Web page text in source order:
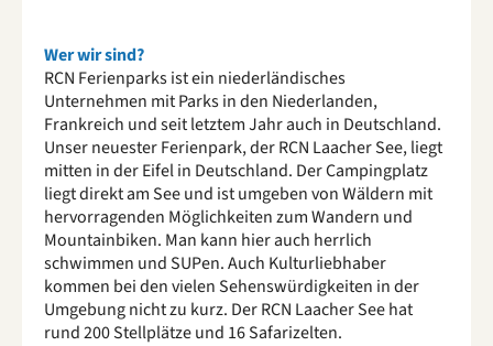
Wer wir sind?
RCN Ferienparks ist ein niederländisches
Unternehmen mit Parks in den Niederlanden,
Frankreich und seit letztem Jahr auch in Deutschland.
Unser neuester Ferienpark, der RCN Laacher See, liegt
mitten in der Eifel in Deutschland. Der Campingplatz
liegt direkt am See und ist umgeben von Wäldern mit
hervorragenden Möglichkeiten zum Wandern und
Mountainbiken. Man kann hier auch herrlich
schwimmen und SUPen. Auch Kulturliebhaber
kommen bei den vielen Sehenswürdigkeiten in der
Umgebung nicht zu kurz. Der RCN Laacher See hat
rund 200 Stellplätze und 16 Safarizelten.